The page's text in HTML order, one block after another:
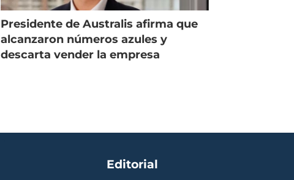
Presidente de Australis afirma que
alcanzaron números azules y
descarta vender la empresa
Editorial